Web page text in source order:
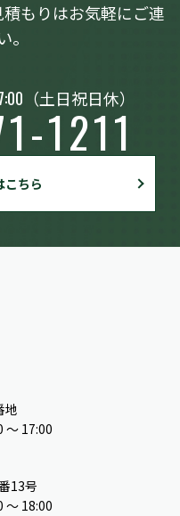
もりはお気軽にご連
。
（土日祝日休）
1211
こちら
地
～ 17:00
13号
〜 18:00